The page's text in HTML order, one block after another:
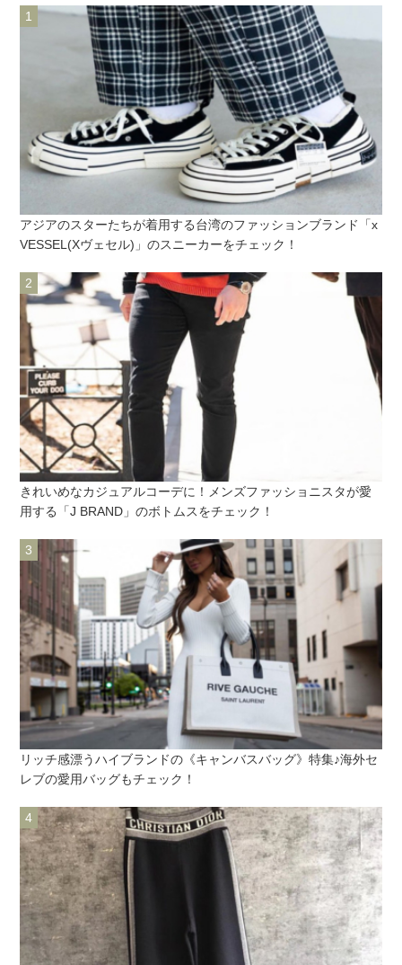
アジアのスターたちが着用する台湾のファッションブランド「x
VESSEL(Xヴェセル)」のスニーカーをチェック！
きれいめなカジュアルコーデに！メンズファッショニスタが愛
用する「J BRAND」のボトムスをチェック！
リッチ感漂うハイブランドの《キャンバスバッグ》特集♪海外セ
レブの愛用バッグもチェック！